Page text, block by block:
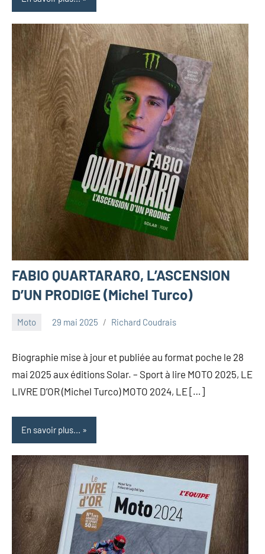
FABIO QUARTARARO, L’ASCENSION
D’UN PRODIGE (Michel Turco)
Moto 29 mai 2025 Richard Coudrais
Biographie mise à jour et publiée au format poche le 28
mai 2025 aux éditions Solar. – Sport à lire MOTO 2025, LE
LIVRE D’OR (Michel Turco) MOTO 2024, LE […]
En savoir plus...